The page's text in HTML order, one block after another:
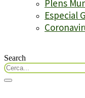
Plens
Especial
Search